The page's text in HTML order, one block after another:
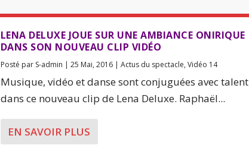
LENA DELUXE JOUE SUR UNE AMBIANCE ONIRIQUE
DANS SON NOUVEAU CLIP VIDÉO
Posté par S-admin | 25 Mai, 2016| Actus du spectacle, Vidéo 14
Musique, vidéo et danse sont conjuguées avec talent
dans ce nouveau clip de Lena Deluxe. Raphaël...
EN SAVOIR PLUS